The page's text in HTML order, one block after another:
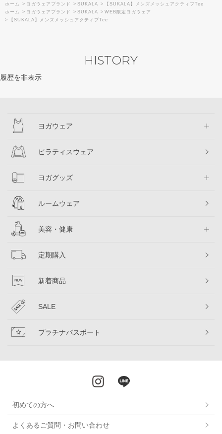
ホーム
> ヨガウェアブランド > SUKALA >
【SUKALA】メンズメッシュアクティブTee
ホーム
> ヨガウェアブランド > SUKALA > WEB限定ヨガウェア
>
【SUKALA】メンズメッシュアクティブTee
HISTORY
履歴を非表示
ヨガウェア
ピラティスウェア
ヨガグッズ
ルームウェア
美容・健康
定期購入
新着商品
SALE
プラチナパスポート
初めての方へ
よくあるご質問・お問い合わせ